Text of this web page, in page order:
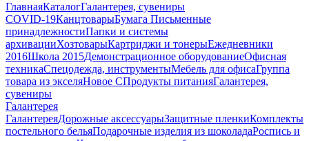
ГлавнаяКаталогГалантерея, сувениры
COVID-19КанцтоварыБумага Письменные
принадлежностиПапки и системы
архивацииХозтоварыКартриджи и тонерыЕжедневники
2016Школа 2015Демонстрационное оборудованиеОфисная
техникаСпецодежда, инструментыМебель для офисаГруппа
товара из экселяНовое СПродукты питанияГалантерея,
сувениры
Галантерея
ГалантереяДорожные аксессуарыЗащитные пленкиКомплекты
постельного бельяПодарочные изделия из шоколадаРоспись и